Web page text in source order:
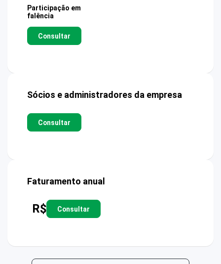
Participação em
falência
Consultar
Sócios e administradores da empresa
Consultar
Faturamento anual
R$ Consultar